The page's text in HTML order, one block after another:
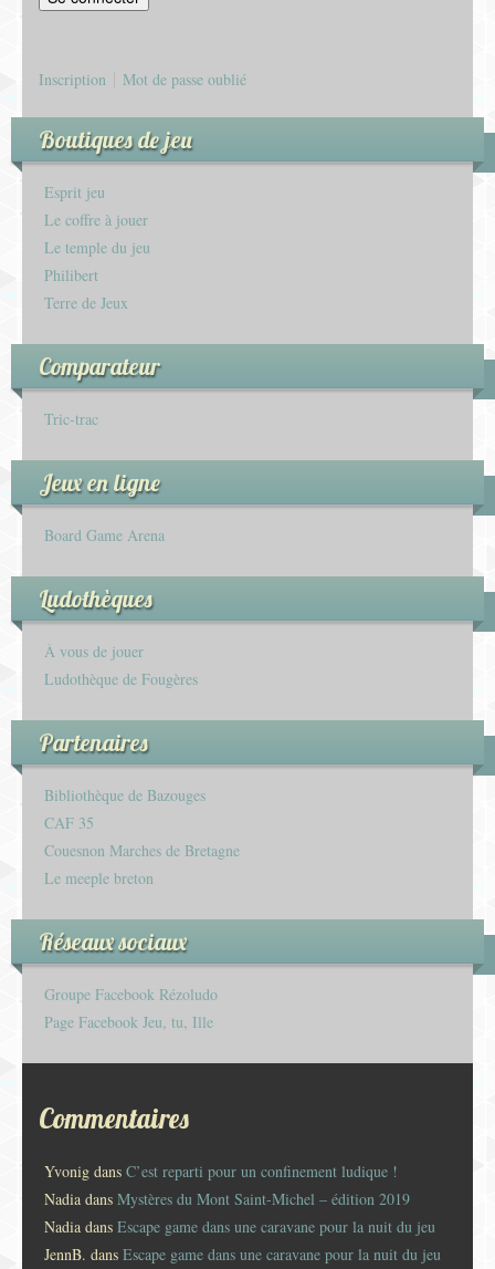
Inscription Mot de passe oublié
Boutiques de jeu
Esprit jeu
Le coffre à jouer
Le temple du jeu
Philibert
Terre de Jeux
Comparateur
Tric-trac
Jeux en ligne
Board Game Arena
Ludothèques
À vous de jouer
Ludothèque de Fougères
Partenaires
Bibliothèque de Bazouges
CAF 35
Couesnon Marches de Bretagne
Le meeple breton
Réseaux sociaux
Groupe Facebook Rézoludo
Page Facebook Jeu, tu, Ille
Commentaires
Yvonig dans C’est reparti pour un confinement ludique !
Nadia dans Mystères du Mont Saint-Michel – édition 2019
Nadia dans Escape game dans une caravane pour la nuit du jeu
JennB. dans Escape game dans une caravane pour la nuit du jeu